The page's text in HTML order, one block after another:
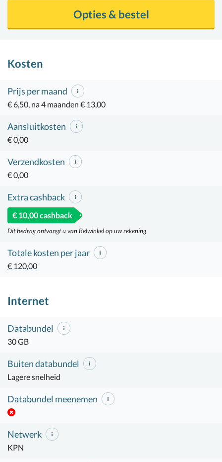
Opties & bestel
Kosten
Prijs per maand
€ 6,50, na 4 maanden € 13,00
Aansluitkosten
€ 0,00
Verzendkosten
€ 0,00
Extra cashback
€ 10,00 cashback
Dit bedrag ontvangt u van Belwinkel op uw rekening
Totale kosten per jaar
€ 120,00
Internet
Databundel
30 GB
Buiten databundel
Lagere snelheid
Databundel meenemen
Netwerk
KPN